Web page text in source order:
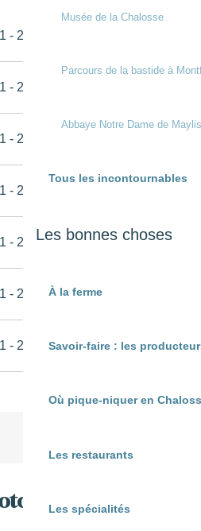
Musée de la Chalosse
Parcours de la bastide à
Abbaye Notre Dame de Maylis
Tous les incontournables
Les bonnes choses
À la ferme
Savoir-faire : les
Où pique-niquer en
Les restaurants
Les spécialités
- 23:59
- 23:59
- 23:59
- 23:59
- 23:59
- 23:59
- 23:59